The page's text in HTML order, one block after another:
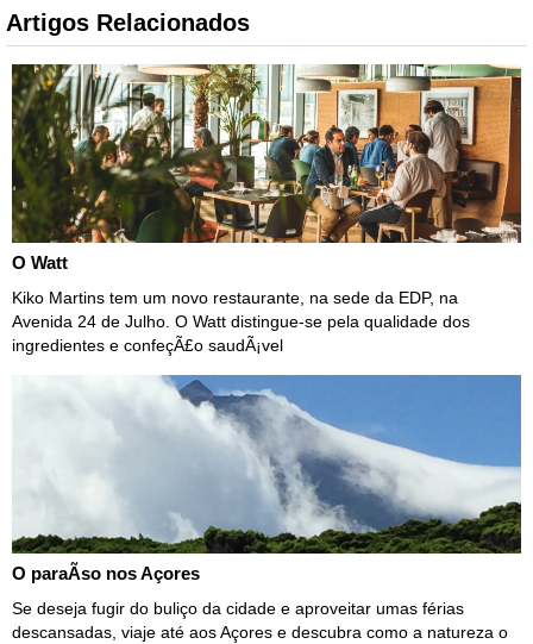
Artigos Relacionados
O Watt
Kiko Martins tem um novo restaurante, na sede da EDP, na
Avenida 24 de Julho. O Watt distingue-se pela qualidade dos
ingredientes e confeçÃ£o saudÃ¡vel
O paraÃ­so nos Açores
Se deseja fugir do buliço da cidade e aproveitar umas férias
descansadas, viaje até aos Açores e descubra como a natureza o